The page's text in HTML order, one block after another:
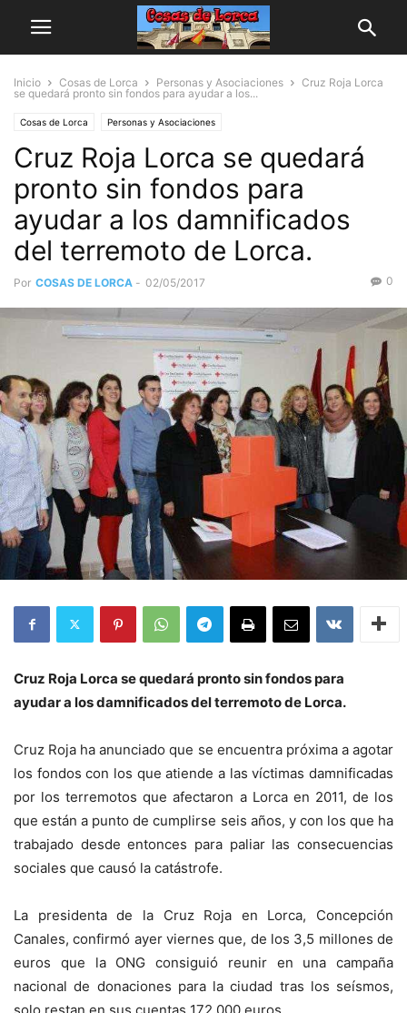
Inicio Cosas de Lorca Personas y Asociaciones
Cruz Roja Lorca
se quedará pronto sin fondos para ayudar a los...
Cosas de Lorca Personas y Asociaciones
Cruz Roja Lorca se quedará
pronto sin fondos para
ayudar a los damnificados
del terremoto de Lorca.
Por COSAS DE LORCA - 02/05/2017 0
Cruz Roja Lorca se quedará pronto sin fondos para
ayudar a los damnificados del terremoto de Lorca.
Cruz Roja ha anunciado que se encuentra próxima a agotar
los fondos con los que atiende a las víctimas damnificadas
por los terremotos que afectaron a Lorca en 2011, de los
que están a punto de cumplirse seis años, y con los que ha
trabajado desde entonces para paliar las consecuencias
sociales que causó la catástrofe.
La presidenta de la Cruz Roja en Lorca, Concepción
Canales, confirmó ayer viernes que, de los 3,5 millones de
euros que la ONG consiguió reunir en una campaña
nacional de donaciones para la ciudad tras los seísmos,